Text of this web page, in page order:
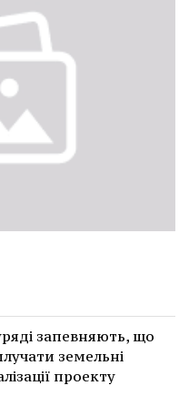
запевняють, що
земельні
проекту